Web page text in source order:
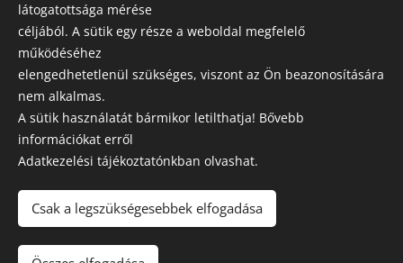
SZAKRENDELÉSEK
Előzetes előjegyzés szükséges!
Esztétikai, orvosi központ és labor
Leírásaink tájékoztató jellegűek, a változtatás jogát fenntartjuk
2021 © MINDEN JOG FENNTARTVA
látogatottsága mérése
céljából. A sütik egy része a weboldal megfelelő
működéséhez
elengedhetetlenül szükséges, viszont az Ön beazonosítására
nem alkalmas.
A sütik használatát bármikor letilthatja! Bővebb
információkat erről
Adatkezelési tájékoztatónkban olvashat.
Csak a legszükségesebbek elfogadása